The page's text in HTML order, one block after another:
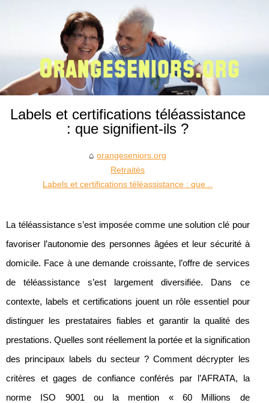
Labels et certifications téléassistance
: que signifient-ils ?
orangeseniors.org
Retraités
Labels et certifications téléassistance : que...
La téléassistance s’est imposée comme une solution clé pour
favoriser l’autonomie des personnes âgées et leur sécurité à
domicile. Face à une demande croissante, l’offre de services
de téléassistance s’est largement diversifiée. Dans ce
contexte, labels et certifications jouent un rôle essentiel pour
distinguer les prestataires fiables et garantir la qualité des
prestations. Quelles sont réellement la portée et la signification
des principaux labels du secteur ? Comment décrypter les
critères et gages de confiance conférés par l’AFRATA, la
norme ISO 9001 ou la mention « 60 Millions de